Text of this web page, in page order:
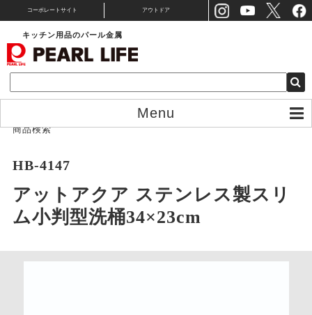
コーポレートサイト アウトドア
キッチン用品のパール金属
Menu
商品検索
HB-4147
アットアクア ステンレス製スリ
ム小判型洗桶34×23cm